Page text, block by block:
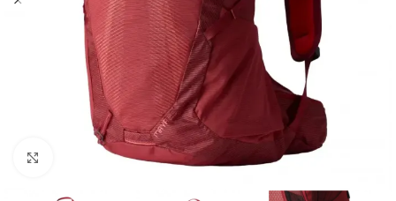
Spustelėkite, kad padidintumėte